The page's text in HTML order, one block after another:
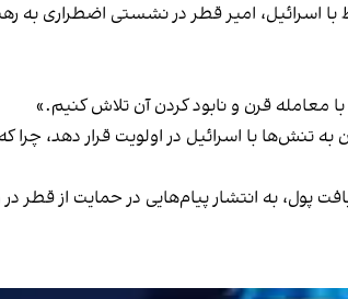
برقراری روابط با اسرائیل، امیر قطر در نشستی
قرن و نابود کردن آن تلاش کنیم.»
تنش‌ها با اسرائیل در اولویت قرار دهد، چرا
پول، به انتشار پیام‌هایی در حمایت از قطر در